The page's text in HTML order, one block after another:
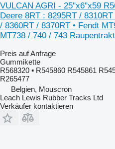
VULCAN AGRI - 25"x6"x59
Deere 8RT : 8295RT /
/ 8360RT / 8370RT • Fendt
MT738 / 740 / 743
Preis auf Anfrage
Gummikette
R568320 ▪ R545860 R545861
R265477
Belgien, Mouscron
Leach Lewis Rubber Tracks Ltd
Verkäufer kontaktieren